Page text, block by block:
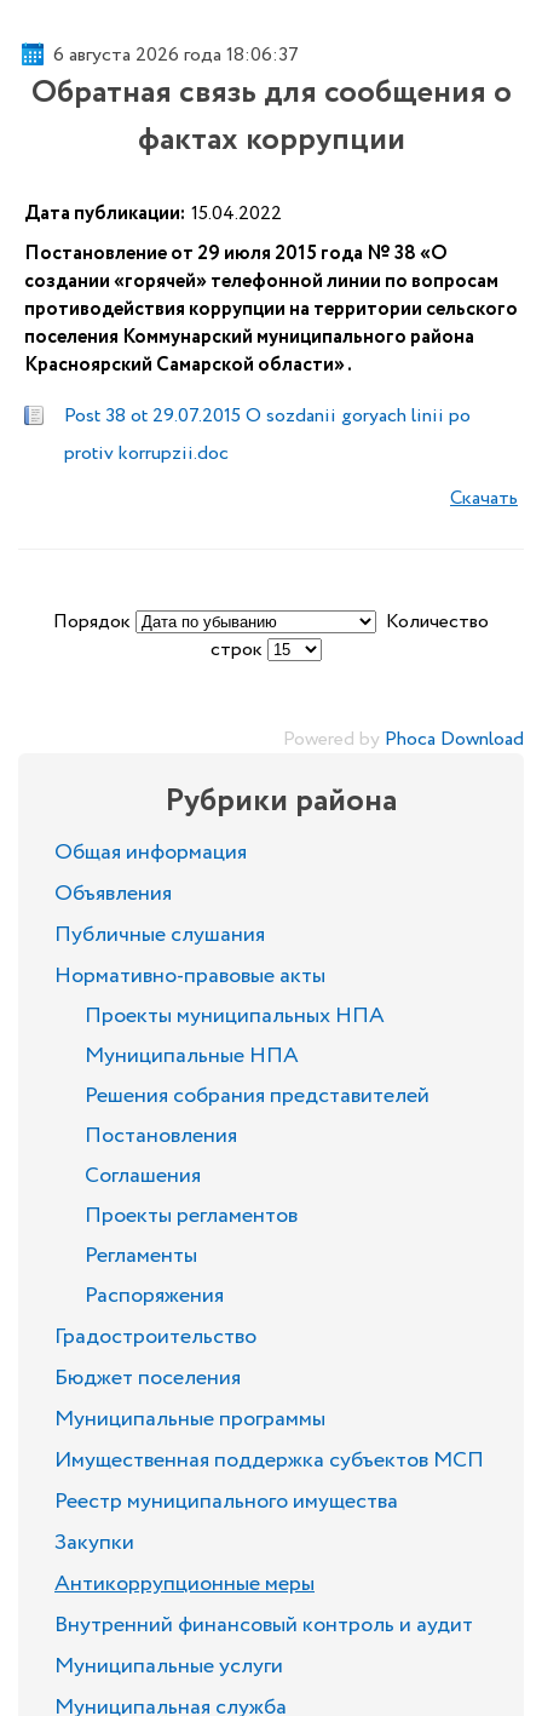
6 августа 2026 года 18:06:38
Обратная связь для сообщения о
фактах коррупции
Дата публикации: 15.04.2022
Постановление от 29 июля 2015 года № 38 «О
создании «горячей» телефонной линии по вопросам
противодействия коррупции на территории сельского
поселения Коммунарский муниципального района
Красноярский Самарской области» .
Post 38 ot 29.07.2015 O sozdanii goryach linii po
protiv korrupzii.doc
Скачать
Порядок
Количество
строк
Powered by Phoca Download
Рубрики района
Общая информация
Объявления
Публичные слушания
Нормативно-правовые акты
Проекты муниципальных НПА
Муниципальные НПА
Решения собрания представителей
Постановления
Соглашения
Проекты регламентов
Регламенты
Распоряжения
Градостроительство
Бюджет поселения
Муниципальные программы
Имущественная поддержка субъектов МСП
Реестр муниципального имущества
Закупки
Антикоррупционные меры
Внутренний финансовый контроль и аудит
Муниципальные услуги
Муниципальная служба